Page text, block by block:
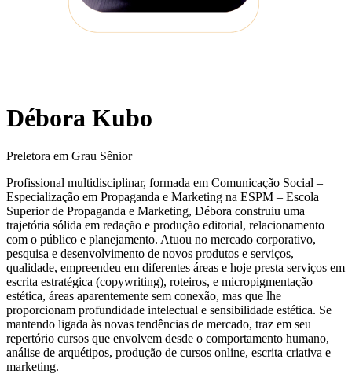
Débora Kubo
Preletora em Grau Sênior
Profissional multidisciplinar, formada em Comunicação Social –
Especialização em Propaganda e Marketing na ESPM – Escola
Superior de Propaganda e Marketing, Débora construiu uma
trajetória sólida em redação e produção editorial, relacionamento
com o público e planejamento. Atuou no mercado corporativo,
pesquisa e desenvolvimento de novos produtos e serviços,
qualidade, empreendeu em diferentes áreas e hoje presta serviços em
escrita estratégica (copywriting), roteiros, e micropigmentação
estética, áreas aparentemente sem conexão, mas que lhe
proporcionam profundidade intelectual e sensibilidade estética. Se
mantendo ligada às novas tendências de mercado, traz em seu
repertório cursos que envolvem desde o comportamento humano,
análise de arquétipos, produção de cursos online, escrita criativa e
marketing.